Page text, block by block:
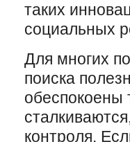
таких
социальных
Для многих
поиска
обеспокоены
контроля.